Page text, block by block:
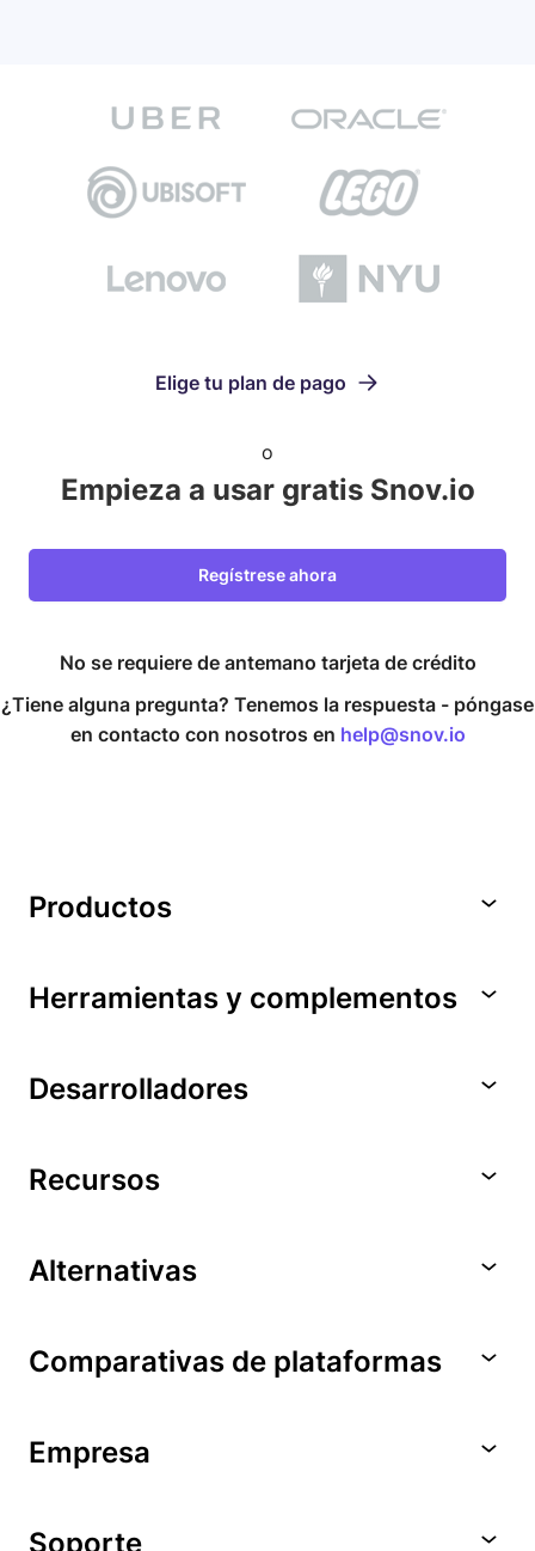
Elige tu plan de pago
o
Empieza a usar gratis Snov.io
Regístrese ahora
No se requiere de antemano tarjeta de crédito
¿Tiene alguna pregunta? Tenemos la respuesta - póngase
en contacto con nosotros en help@snov.io
Productos
Herramientas y complementos
Desarrolladores
Recursos
Alternativas
Comparativas de plataformas
Empresa
Soporte